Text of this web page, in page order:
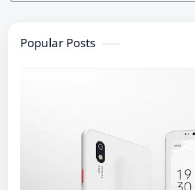
Popular Posts